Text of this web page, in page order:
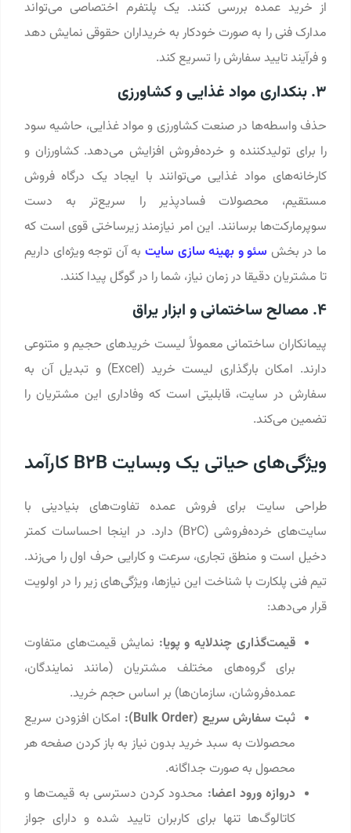
از خرید عمده بررسی کنند. یک پلتفرم اختصاصی می‌تواند
مدارک فنی را به صورت خودکار به خریداران حقوقی نمایش دهد
و فرآیند تایید سفارش را تسریع کند.
۳. بنکداری مواد غذایی و کشاورزی
حذف واسطه‌ها در صنعت کشاورزی و مواد غذایی، حاشیه سود
را برای تولیدکننده و خرده‌فروش افزایش می‌دهد. کشاورزان و
کارخانه‌های مواد غذایی می‌توانند با ایجاد یک درگاه فروش
مستقیم، محصولات فسادپذیر را سریع‌تر به دست
سوپرمارکت‌ها برسانند. این امر نیازمند زیرساختی قوی است که
ما در بخشسئو و بهینه سازی سایتبه آن توجه ویژه‌ای داریم
تا مشتریان دقیقا در زمان نیاز، شما را در گوگل پیدا کنند.
پیمانکاران ساختمانی معمولاً لیست خریدهای حجیم و متنوعی
دارند. امکان بارگذاری لیست خرید (Excel) و تبدیل آن به
سفارش در سایت، قابلیتی است که وفاداری این مشتریان را
تضمین می‌کند.
ویژگی‌های حیاتی یک وبسایت B2B کارآمد
طراحی سایت برای فروش عمده تفاوت‌های بنیادینی با
سایت‌های خرده‌فروشی (B2C) دارد. در اینجا احساسات کمتر
دخیل است و منطق تجاری، سرعت و کارایی حرف اول را می‌زند.
تیم فنی پلکارت با شناخت این نیازها، ویژگی‌های زیر را در اولویت
قرار می‌دهد:
قیمت‌گذاری چندلایه و پویا:نمایش قیمت‌های متفاوت
برای گروه‌های مختلف مشتریان (مانند نمایندگان،
عمده‌فروشان، سازمان‌ها) بر اساس حجم خرید.
ثبت سفارش سریع (Bulk Order):
امکان افزودن سریع
محصولات به سبد خرید بدون نیاز به باز کردن صفحه هر
محصول به صورت جداگانه.
دروازه ورود اعضا:محدود کردن دسترسی به قیمت‌ها و
کاتالوگ‌ها تنها برای کاربران تایید شده و دارای جواز